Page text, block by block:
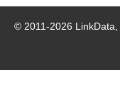
© 2011-2026 LinkData,